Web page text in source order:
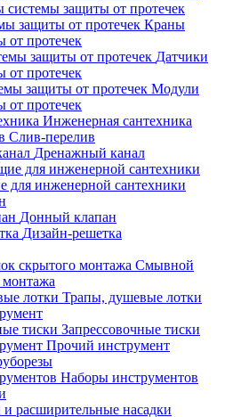
системы защиты от протечек
Краны
от протечек
Датчики
от протечек
Модули
от протечек
Инженерная сантехника
Слив-перелив
Дренажный канал
для инженерной сантехники
Донный клапан
Дизайн-решетка
Смывной
монтажа
Трапы, душевые лотки
Запрессовочные тиски
Прочий инструмент
Наборы инструментов